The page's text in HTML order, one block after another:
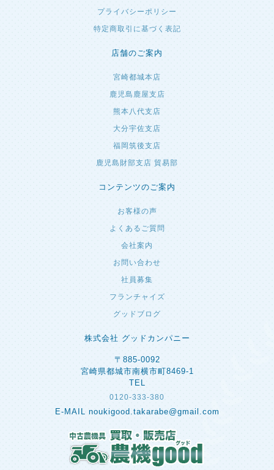
プライバシーポリシー
特定商取引に基づく表記
店舗のご案内
宮崎都城本店
鹿児島鹿屋支店
熊本八代支店
大分宇佐支店
福岡筑後支店
鹿児島財部支店 貿易部
コンテンツのご案内
お客様の声
よくあるご質問
会社案内
お問い合わせ
社員募集
フランチャイズ
グッドブログ
株式会社 グッドカンパニー
〒885-0092
宮崎県都城市南横市町8469-1
TEL
0120-333-380
E-MAIL noukigood.takarabe@gmail.com